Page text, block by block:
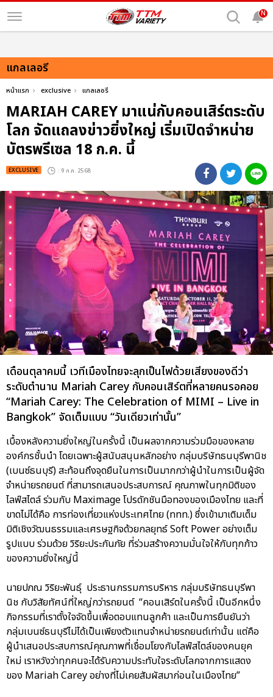
N
แกลเลอรี
หน้าแรก exclusive แกลเลอรี
MARIAH CAREY มาแน่กับคอนเสิร์ตระดับ
โลก จัดแถลงข่าวยิ่งใหญ่ เริ่มเปิดจำหน่าย
บัตรพรีเซล 18 ก.ค. นี้
EXCLUSIVE : 9 ก.ค. 2568
เดือนตุลาคมนี้ เวทีเมืองไทยจะลุกเป็นไฟด้วยเสียงของดีว่า
ระดับตำนาน Mariah Carey กับคอนเสิร์ตที่หลายคนรอคอย
“Mariah Carey: The Celebration of MIMI – Live in
Bangkok” จัดเต็มแบบ “วันเดียวเท่านั้น”
เบื้องหลังความยิ่งใหญ่ในครั้งนี้ เป็นผลจากความร่วมมือของหลาย
องค์กรชั้นนำ โดยเฉพาะผู้สนับสนุนหลักอย่าง กลุ่มบริษัทธนบุรีพานิช
(เบนซ์ธนบุรี) สะท้อนถึงจุดยืนในการเป็นมากกว่าผู้นำในการเป็นผู้จัด
จำหน่ายรถยนต์ ที่สามารถเสนอประสบการณ์ คุณภาพในทุกมิติของ
ไลฟ์สไตล์ ร่วมกับ Maximage โปรดักชันมือทองของเมืองไทย และที่
ขาดไม่ได้คือ การท่องเที่ยวแห่งประเทศไทย (ททท.) ซึ่งเข้ามาเติมเต็ม
มิติเชิงวัฒนธรรมและเศรษฐกิจด้วยกลยุทธ์ Soft Power อย่างเต็ม
รูปแบบ ร่วมด้วย วิริยะประกันภัย ที่ร่วมสร้างความมั่นใจให้กับทุกก้าว
ของความยิ่งใหญ่นี้
นายปภณ วิริยะพันธุ์ ประธานกรรมการบริหาร กลุ่มบริษัทธนบุรีพา
นิช กับวิสัยทัศน์ที่ใหญ่กว่ารถยนต์ “คอนเสิร์ตในครั้งนี้ เป็นอีกหนึ่ง
กิจกรรมที่เราตั้งใจจัดขึ้นเพื่อตอบแทนลูกค้า และเป็นการยืนยันว่า
กลุ่มเบนซ์ธนบุรีไม่ได้เป็นเพียงตัวแทนจำหน่ายรถยนต์เท่านั้น แต่คือ
ผู้นำเสนอประสบการณ์คุณภาพที่เชื่อมโยงกับไลฟ์สไตล์ของคนยุค
ใหม่ เราหวังว่าทุกคนจะได้รับความประทับใจระดับโลกจากการแสดง
ของ Mariah Carey อย่างที่ไม่เคยสัมผัสมาก่อนในเมืองไทย”